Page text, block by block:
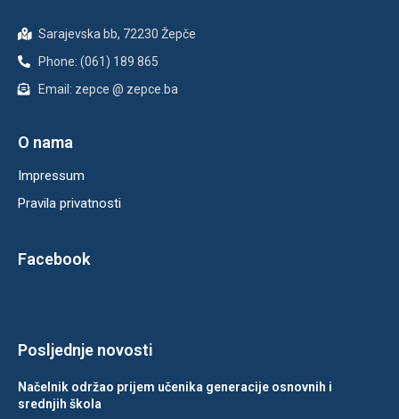
Sarajevska bb, 72230 Žepče
Phone: (061) 189 865
Email: zepce @ zepce.ba
O nama
Impressum
Pravila privatnosti
Facebook
Posljednje novosti
Načelnik održao prijem učenika generacije osnovnih i
srednjih škola